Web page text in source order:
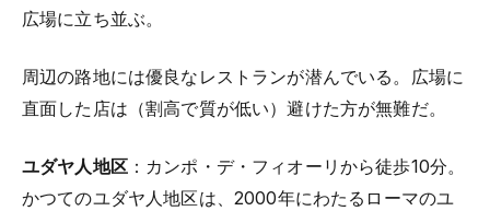
広場に立ち並ぶ。
周辺の路地には優良なレストランが潜んでいる。広場に
直面した店は（割高で質が低い）避けた方が無難だ。
ユダヤ人地区：カンポ・デ・フィオーリから徒歩10分。
かつてのユダヤ人地区は、2000年にわたるローマのユ